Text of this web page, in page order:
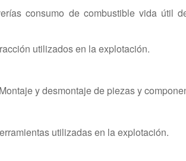
consumo de combustible vida útil
utilizados en la explotación.
y desmontaje de piezas y
utilizadas en la explotación.